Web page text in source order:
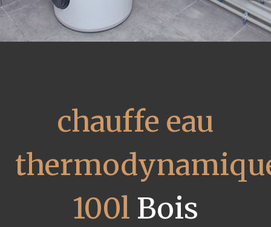
chauffe eau
100l Bois